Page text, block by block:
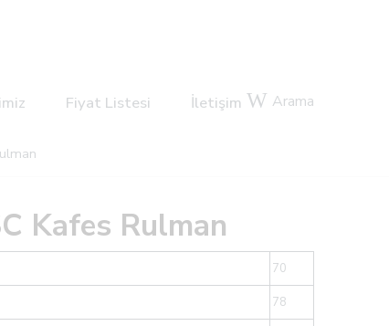
Fiyat Listesi İletişim Arama
Kafes Rulman
70
78